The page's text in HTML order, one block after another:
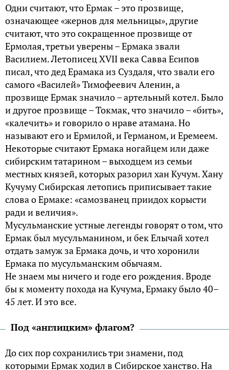
Одни считают, что Ермак – это прозвище,
означающее «жернов для мельницы», другие
считают, что это сокращенное прозвище от
Ермолая, третьи уверены – Ермака звали
Василием. Летописец XVII века Савва Есипов
писал, что дед Ерамака из Суздаля, что звали его
самого «Василей» Тимофеевич Аленин, а
прозвище Ермак значило – артельный котел. Было
и другое прозвище – Токмак, что значило – «бить»,
«калечить» и говорило о нраве атамана. Но
называют его и Ермилой, и Германом, и Еремеем.
Некоторые считают Ермака ногайцем или даже
сибирским татарином – выходцем из семьи
местных князей, которых разорил хан Кучум. Хану
Кучуму Сибирская летопись приписывает такие
слова о Ермаке: «самозванец приидох корысти
ради и величия».
Мусульманские устные легенды говорят о том, что
Ермак был мусульманином, и бек Елычай хотел
отдать замуж за Ермака дочь, и что хоронили
Ермака по мусульманским обычаям.
Не знаем мы ничего и годе его рождения. Вроде
бы к моменту похода на Кучума, Ермаку было 40–
45 лет. И это все.
Под «англицким» флагом?
До сих пор сохранились три знамени, под
которыми Ермак ходил в Сибирское ханство. На